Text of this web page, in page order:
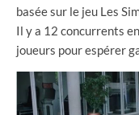
basée sur le jeu Les
Il y a 12 concurrents
joueurs pour espérer